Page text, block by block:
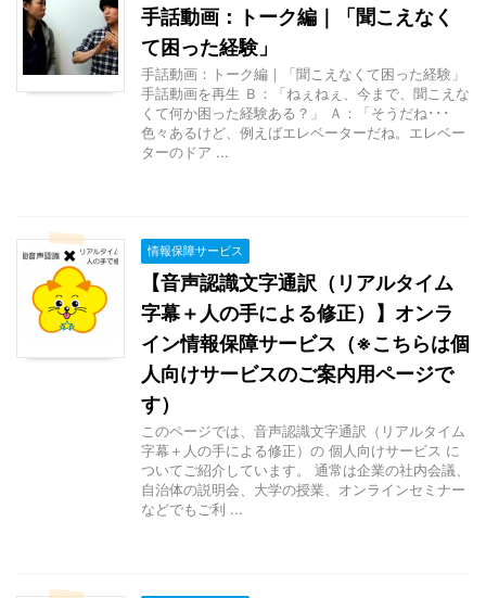
手話動画：トーク編｜「聞こえなく
て困った経験」
手話動画：トーク編｜「聞こえなくて困った経験」
手話動画を再生 Ｂ：「ねぇねぇ、今まで、聞こえな
くて何か困った経験ある？」 Ａ：「そうだね･･･
色々あるけど、例えばエレベーターだね。エレベー
ターのドア ...
情報保障サービス
【音声認識文字通訳（リアルタイム
字幕＋人の手による修正）】オンラ
イン情報保障サービス（※こちらは個
人向けサービスのご案内用ページで
す）
このページでは、音声認識文字通訳（リアルタイム
字幕＋人の手による修正）の 個人向けサービス に
ついてご紹介しています。 通常は企業の社内会議、
自治体の説明会、大学の授業、オンラインセミナー
などでもご利 ...